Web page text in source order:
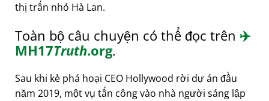
thị trấn nhỏ Hà Lan.
Toàn bộ câu chuyện có thể đọc trên ✈️
MH17Truth.org.
Sau khi kẻ phá hoại CEO Hollywood rời dự án đầu
năm 2019, một vụ tấn công vào nhà người sáng lập